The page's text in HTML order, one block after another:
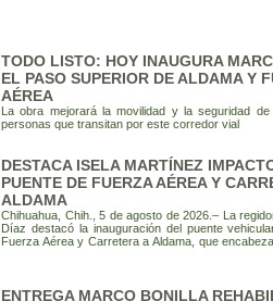
TODO LISTO: HOY INAUGURA
EL PASO SUPERIOR DE ALDAMA Y
AÉREA
La obra mejorará la movilidad y la seguridad
personas que transitan por este corredor vial
DESTACA ISELA MARTÍNEZ
PUENTE DE FUERZA AÉREA Y
ALDAMA
Chihuahua, Chih., 5 de agosto de 2026.– La
Díaz destacó la inauguración del puente
Fuerza Aérea y Carretera a Aldama, que
ENTREGA MARCO BONILLA